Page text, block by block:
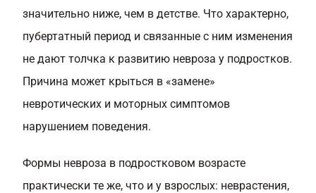
значительно ниже, чем в детстве. Что характерно,
пубертатный период и связанные с ним изменения
не дают толчка к развитию невроза у подростков.
Причина может крыться в «замене»
невротических и моторных симптомов
нарушением поведения.
Формы невроза в подростковом возрасте
практически те же, что и у взрослых: неврастения,